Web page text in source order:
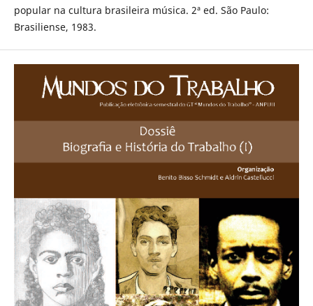
popular na cultura brasileira música. 2ª ed. São Paulo:
Brasiliense, 1983.